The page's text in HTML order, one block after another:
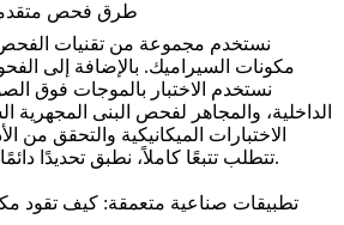
طرق فحص متقدمة
نستخدم مجموعة من تقنيات
مكونات السيراميك. بالإضافة إلى
نستخدم الاختبار بالموجات فوق
الداخلية، والمجاهر لفحص البنى المجهرية
الاختبارات الميكانيكية والتحقق من
تتطلب تتبعًا كاملاً، نطبق تحديدًا دائمًا باستخدام الوسم بالليزر.
تطبيقات صناعية متعمقة: كيف تقود